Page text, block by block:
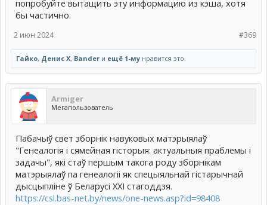
попробуйте вытащить эту информацию из кэша, хотя
бы частично.
#369
2 июн 2024
Гайко, Денис Х, Bander и ещё 1-му нравится это.
Armiger
Мегапользователь
Пабачыў свет зборнік навуковых матэрыялаў
"Генеалогія і сямейная гісторыя: актуальныя праблемы і
задачы", які стаў першым такога роду зборнікам
матэрыялаў па генеалогіі як спецыяльнай гістарычнай
дысцыпліне ў Беларусі ХХІ стагоддзя.
https://csl.bas-net.by/news/one-news.asp?id=98408